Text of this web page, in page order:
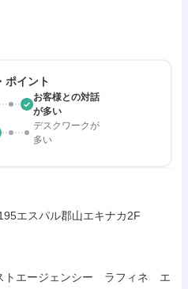
ポイント
お客様との対話
が多い
デスクワークが
多い
エスパル郡山エキナカ2F
エージェンシー　ラフィネ　エ